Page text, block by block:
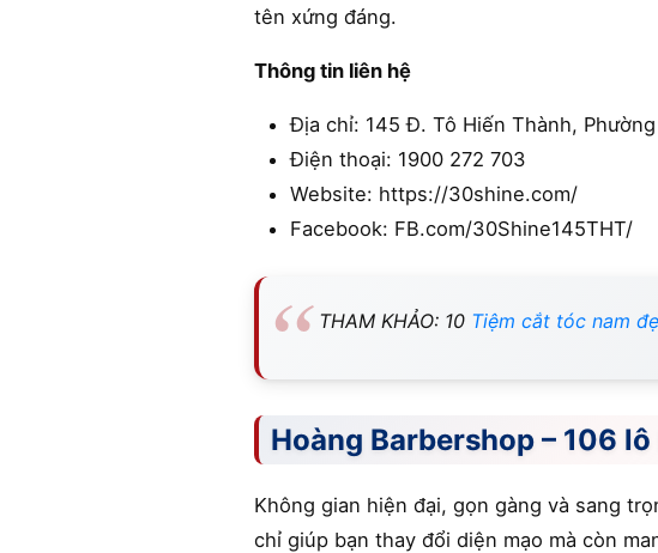
tên xứng đáng.
Thông tin liên hệ
Địa chỉ: 145 Đ. Tô Hiến Thành,
Điện thoại: 1900 272 703
Website: https://30shine.com/
Facebook: FB.com/30Shine145THT/
THAM KHẢO: 10 Tiệm cắt tóc nam
Hoàng Barbershop – 106
Không gian hiện đại, gọn gàng và sang
chỉ giúp bạn thay đổi diện mạo mà còn